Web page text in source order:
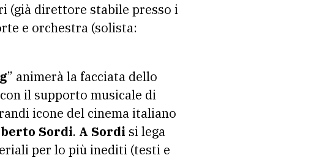
(già direttore stabile presso i
e orchestra (solista:
” animerà la facciata dello
con il supporto musicale di
icone del cinema italiano
Sordi. A Sordi si lega
per lo più inediti (testi e